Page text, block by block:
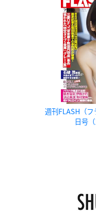
週刊FLASH（
日号